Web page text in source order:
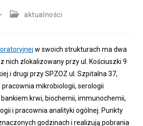
Postaktualności
w swoich strukturach ma dwa
nich zlokalizowany przy ul. Kościuszki 9
i drugi przy SPZOZ ul. Szpitalna 37,
mikrobiologii, serologii
krwi, biochemii, immunochemii,
i pracownia analityki ogólnej. Punkty
godzinach i realizują pobrania